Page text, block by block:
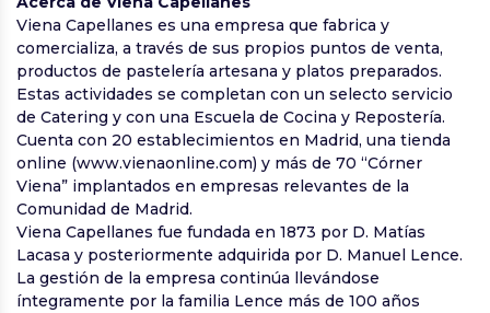
Viena Capellanes es una empresa que fabrica y
comercializa, a través de sus propios puntos de venta,
productos de pastelería artesana y platos preparados.
Estas actividades se completan con un selecto servicio
de Catering y con una Escuela de Cocina y Repostería.
Cuenta con 20 establecimientos en Madrid, una tienda
online (www.vienaonline.com) y más de 70 “Córner
Viena” implantados en empresas relevantes de la
Comunidad de Madrid.
Viena Capellanes fue fundada en 1873 por D. Matías
Lacasa y posteriormente adquirida por D. Manuel Lence.
La gestión de la empresa continúa llevándose
íntegramente por la familia Lence más de 100 años